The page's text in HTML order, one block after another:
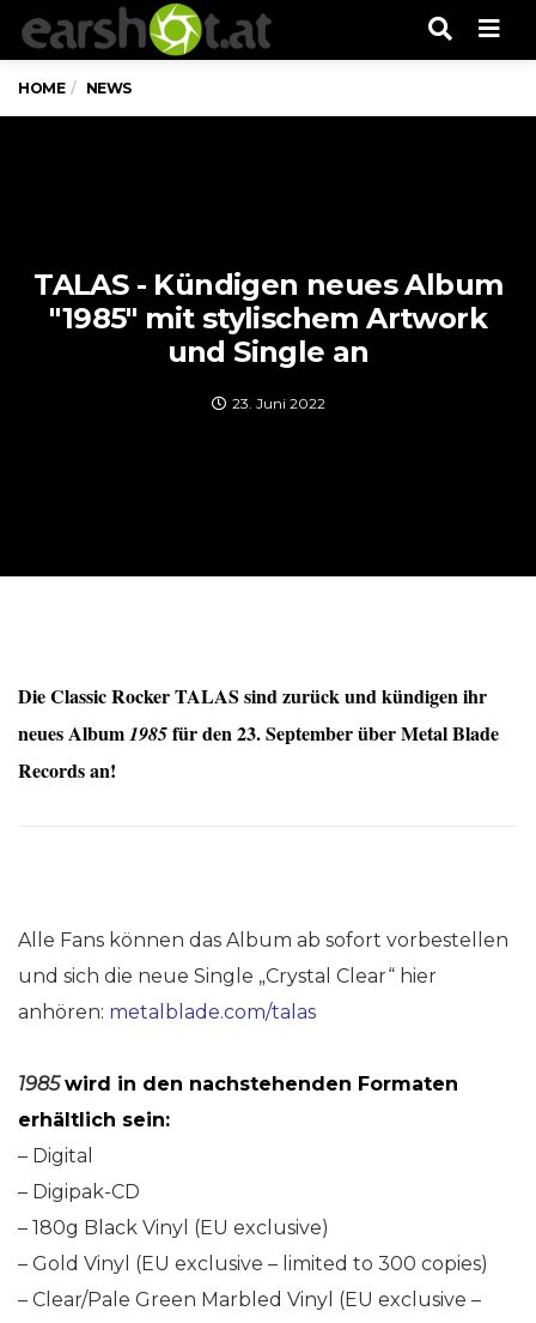
HOME NEWS
TALAS - Kündigen neues Album
"1985" mit stylischem Artwork
und Single an
23. Juni 2022
Die Classic RockerTALAS sind zurück und kündigen ihr
neues Album1985für den 23. September über Metal Blade
Records an!
Alle Fans können das Album ab sofort vorbestellen
und sich die neue Single „Crystal Clear“ hier
anhören: metalblade.com/talas
1985 wird in den nachstehenden Formaten
erhältlich sein:
– Digital
– Digipak-CD
– 180g Black Vinyl (EU exclusive)
– Gold Vinyl (EU exclusive – limited to 300 copies)
– Clear/Pale Green Marbled Vinyl (EU exclusive –